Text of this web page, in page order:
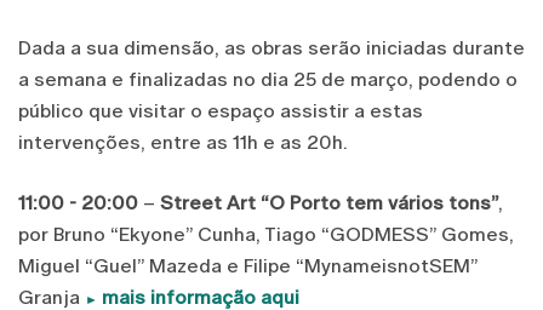
Dada a sua dimensão, as obras serão iniciadas durante
a semana e finalizadas no dia 25 de março, podendo o
público que visitar o espaço assistir a estas
intervenções, entre as 11h e as 20h.
11:00 - 20:00 – Street Art “O Porto tem vários tons”,
por Bruno “Ekyone” Cunha, Tiago “GODMESS” Gomes,
Miguel “Guel” Mazeda e Filipe “MynameisnotSEM”
Granja ► mais informação aqui